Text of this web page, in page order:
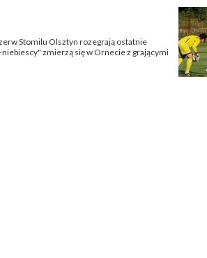
Stomilu Olsztyn rozegrają ostatnie
zmierzą się w Ornecie z grającymi